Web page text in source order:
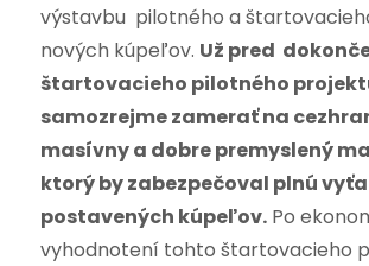
výstavbu pilotného a
nových kúpeľov. Už pred
štartovacieho pilotného
samozrejme zamerať na
masívny a dobre premyslený
ktorý by zabezpečoval plnú
postavených kúpeľov.Po
vyhodnotení tohto štartovacieho